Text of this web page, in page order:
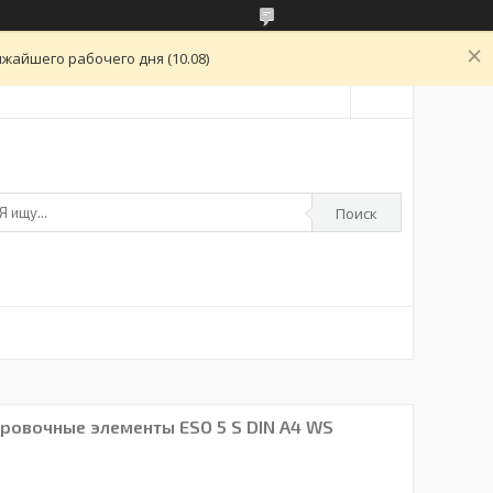
рабочего дня (10.08)
Поиск
элементы ESO 5 S DIN A4 WS